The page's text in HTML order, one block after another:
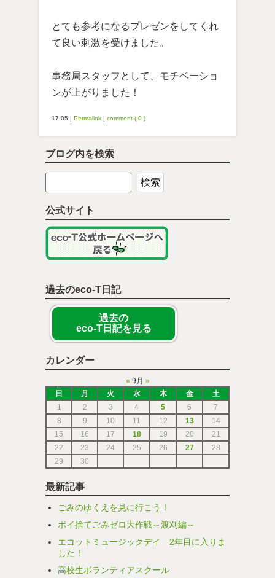
とても参考になるプレゼンをしてくれ
て良い刺激を受けました。
事務局スタッフとして、モチベーショ
ンが上がりました！
17:05 | Permalink | comment ( 0 )
ブログ内を検索
公式サイト
過去のeco-T日記
過去の
eco-T日記を見る
カレンダー
« 9月 »
日
月 火 水 木 金
土
1
2 3 4 5 6
7
8
9 10 11 12 13
14
15
16 17 18 19 20
21
22
23 24 25 26 27
28
29
30
最新記事
ごみのゆくえを見に行こう！
ポイ捨てごみゼロ大作戦～渡刈編～
エコットミュージックデイ 2年目に入りま
した！
高校生ボランティアスクール